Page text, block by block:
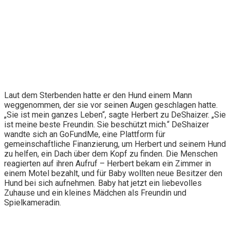
Laut dem Sterbenden hatte er den Hund einem Mann
weggenommen, der sie vor seinen Augen geschlagen hatte.
„Sie ist mein ganzes Leben“, sagte Herbert zu DeShaizer. „Sie
ist meine beste Freundin. Sie beschützt mich.“ DeShaizer
wandte sich an GoFundMe, eine Plattform für
gemeinschaftliche Finanzierung, um Herbert und seinem Hund
zu helfen, ein Dach über dem Kopf zu finden. Die Menschen
reagierten auf ihren Aufruf – Herbert bekam ein Zimmer in
einem Motel bezahlt, und für Baby wollten neue Besitzer den
Hund bei sich aufnehmen. Baby hat jetzt ein liebevolles
Zuhause und ein kleines Mädchen als Freundin und
Spielkameradin.